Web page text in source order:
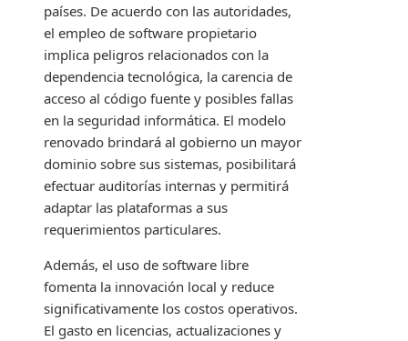
países. De acuerdo con las autoridades,
el empleo de software propietario
implica peligros relacionados con la
dependencia tecnológica, la carencia de
acceso al código fuente y posibles fallas
en la seguridad informática. El modelo
renovado brindará al gobierno un mayor
dominio sobre sus sistemas, posibilitará
efectuar auditorías internas y permitirá
adaptar las plataformas a sus
requerimientos particulares.
Además, el uso de software libre
fomenta la innovación local y reduce
significativamente los costos operativos.
El gasto en licencias, actualizaciones y